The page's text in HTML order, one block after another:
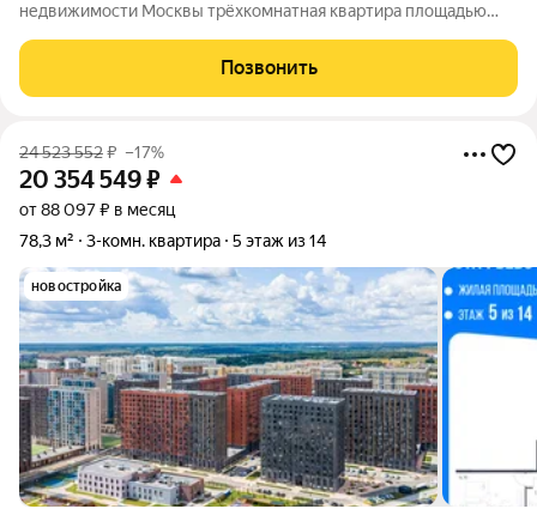
недвижимости Москвы трёхкомнатная квартира площадью
подойдёт для семей, ищущих комфортное жильё в тихом
районе. Квартира расположена на
Позвонить
24 523 552₽ –17%
20 354 549₽
от 88 097 ₽ в месяц
78,3 м²
3-комн. квартира 5 этаж из 14
новостройка